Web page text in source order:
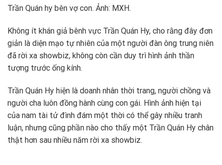
Trần Quán hy bên vợ con. Ảnh: MXH.
Không ít khán giả bênh vực Trần Quán Hy, cho rằng đây đơn
giản là diện mạo tự nhiên của một người đàn ông trung niên
đã rời xa showbiz, không còn cần duy trì hình ảnh thần
tượng trước ống kính.
Trần Quán Hy hiện là doanh nhân thời trang, người chồng và
người cha luôn đồng hành cùng con gái. Hình ảnh hiện tại
của nam tài tử đình đám một thời có thể gây nhiều tranh
luận, nhưng cũng phần nào cho thấy một Trần Quán Hy chân
thật hơn sau nhiều năm rời xa showbiz.